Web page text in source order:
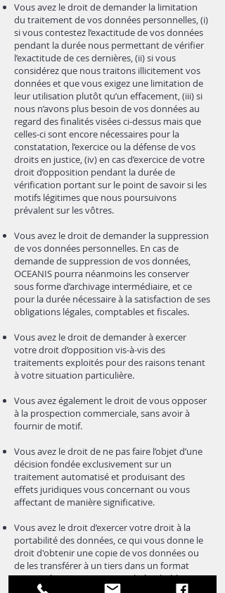
Vous avez le droit de demander la limitation
du traitement de vos données personnelles, (i)
si vous contestez l’exactitude de vos données
pendant la durée nous permettant de vérifier
l’exactitude de ces dernières, (ii) si vous
considérez que nous traitons illicitement vos
données et que vous exigez une limitation de
leur utilisation plutôt qu’un effacement, (iii) si
nous n’avons plus besoin de vos données au
regard des finalités visées ci-dessus mais que
celles-ci sont encore nécessaires pour la
constatation, l’exercice ou la défense de vos
droits en justice, (iv) en cas d’exercice de votre
droit d’opposition pendant la durée de
vérification portant sur le point de savoir si les
motifs légitimes que nous poursuivons
prévalent sur les vôtres.
Vous avez le droit de demander la suppression
de vos données personnelles. En cas de
demande de suppression de vos données,
OCEANIS pourra néanmoins les conserver
sous forme d’archivage intermédiaire, et ce
pour la durée nécessaire à la satisfaction de ses
obligations légales, comptables et fiscales.
Vous avez le droit de demander à exercer
votre droit d’opposition vis-à-vis des
traitements exploités pour des raisons tenant
à votre situation particulière.
Vous avez également le droit de vous opposer
à la prospection commerciale, sans avoir à
fournir de motif.
Vous avez le droit de ne pas faire l’objet d’une
décision fondée exclusivement sur un
traitement automatisé et produisant des
effets juridiques vous concernant ou vous
affectant de manière significative.
Vous avez le droit d’exercer votre droit à la
portabilité des données, ce qui vous donne le
droit d'obtenir une copie de vos données ou
de les transférer à un tiers dans un format
structuré et couramment utilisé et lisible par